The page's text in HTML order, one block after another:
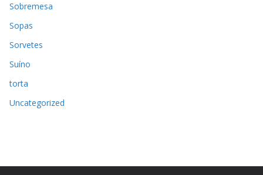
Sobremesa
Sopas
Sorvetes
Suíno
torta
Uncategorized